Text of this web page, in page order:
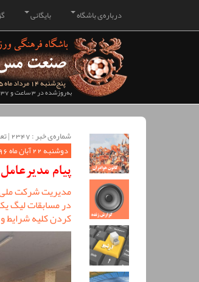
بایگانی درباره‌ی باشگاه
پنج‌شنبه 14 مرداد ماه 1405
به‌روزشده در 3 ساعت و 37 دقیقه قبل
شماره‌ی خبر : ‌2347 | تعداد بازدید : 3161
دوشنبه 22 آبان ماه 1396 ساعت 20:29
پیام
مدیریت شرکت
در مسابقات لیگ
کردن کلیه شرایط